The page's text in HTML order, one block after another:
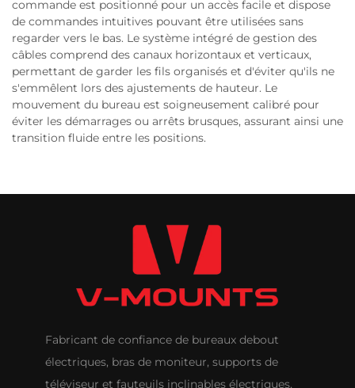
commande est positionné pour un accès facile et dispose
de commandes intuitives pouvant être utilisées sans
regarder vers le bas. Le système intégré de gestion des
câbles comprend des canaux horizontaux et verticaux,
permettant de garder les fils organisés et d'éviter qu'ils ne
s'emmêlent lors des ajustements de hauteur. Le
mouvement du bureau est soigneusement calibré pour
éviter les démarrages ou arrêts brusques, assurant ainsi une
transition fluide entre les positions.
Fabricant de confiance de bureaux debout
électriques, bras de moniteur, supports de
téléviseur et fauteuils inclinables électriques,